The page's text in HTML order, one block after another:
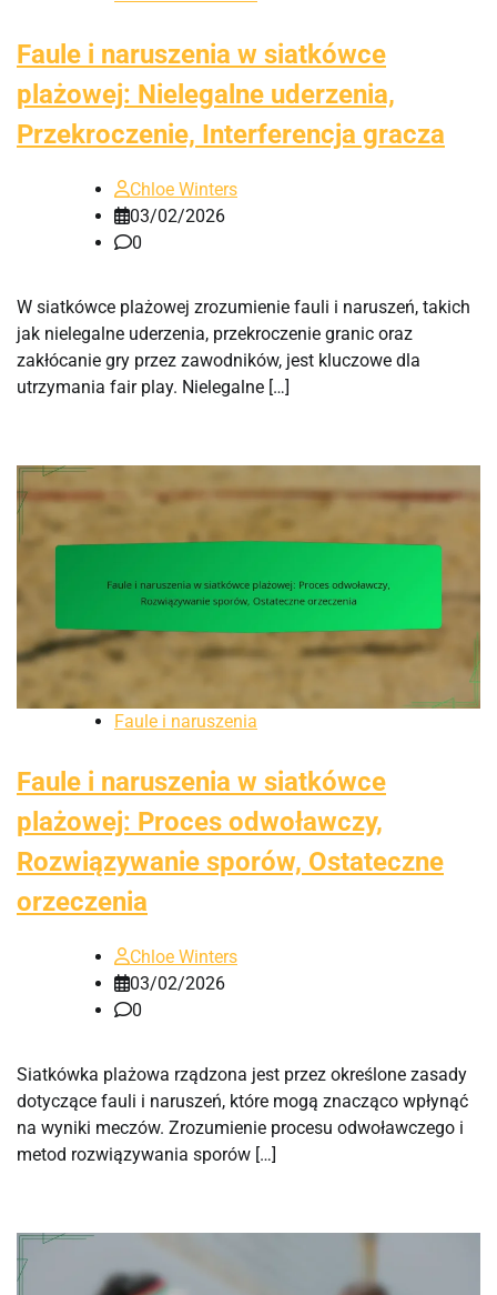
Faule i naruszenia w siatkówce
plażowej: Nielegalne uderzenia,
Przekroczenie, Interferencja gracza
Chloe Winters
03/02/2026
0
W siatkówce plażowej zrozumienie fauli i naruszeń, takich
jak nielegalne uderzenia, przekroczenie granic oraz
zakłócanie gry przez zawodników, jest kluczowe dla
utrzymania fair play. Nielegalne […]
Faule i naruszenia
Faule i naruszenia w siatkówce
plażowej: Proces odwoławczy,
Rozwiązywanie sporów, Ostateczne
orzeczenia
Chloe Winters
03/02/2026
0
Siatkówka plażowa rządzona jest przez określone zasady
dotyczące fauli i naruszeń, które mogą znacząco wpłynąć
na wyniki meczów. Zrozumienie procesu odwoławczego i
metod rozwiązywania sporów […]